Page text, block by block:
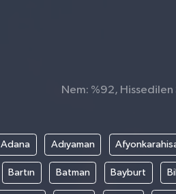
Nem: %92, Hissedilen
Adana Adıyaman
Bartın Batman Bayburt